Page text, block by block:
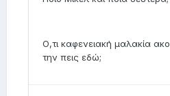
Ο,τι καφενειακή μαλακία
την πεις εδώ;